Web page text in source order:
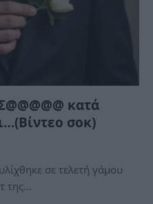
κατά
σοκ)
σε τελετή γάμου
της…